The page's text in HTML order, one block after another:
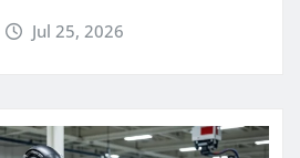
Jul 25, 2026